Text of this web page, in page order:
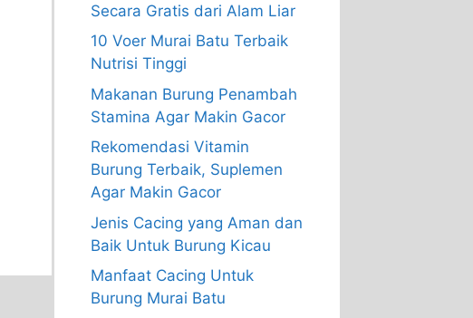
Secara Gratis dari Alam Liar
10 Voer Murai Batu Terbaik
Nutrisi Tinggi
Makanan Burung Penambah
Stamina Agar Makin Gacor
Rekomendasi Vitamin
Burung Terbaik, Suplemen
Agar Makin Gacor
Jenis Cacing yang Aman dan
Baik Untuk Burung Kicau
Manfaat Cacing Untuk
Burung Murai Batu